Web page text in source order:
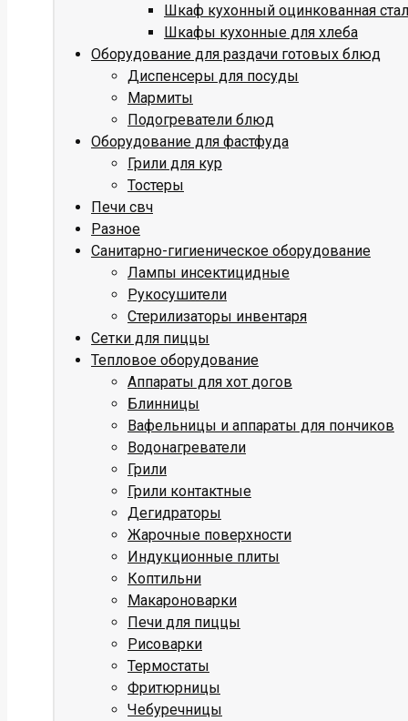
Шкаф кухонный оцинкованная
Шкафы кухонные для хлеба
Оборудование для раздачи готовых блюд
Диспенсеры для посуды
Мармиты
Подогреватели блюд
Оборудование для фастфуда
Грили для кур
Тостеры
Печи свч
Разное
Санитарно-гигиеническое оборудование
Лампы инсектицидные
Рукосушители
Стерилизаторы инвентаря
Сетки для пиццы
Тепловое оборудование
Аппараты для хот догов
Блинницы
Вафельницы и аппараты для пончиков
Водонагреватели
Грили
Грили контактные
Дегидраторы
Жарочные поверхности
Индукционные плиты
Коптильни
Макароноварки
Печи для пиццы
Рисоварки
Термостаты
Фритюрницы
Чебуречницы